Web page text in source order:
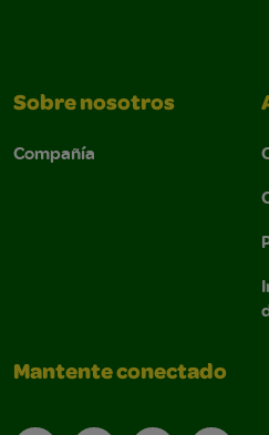
Sobre nosotros
Compañía
Mantente conectado